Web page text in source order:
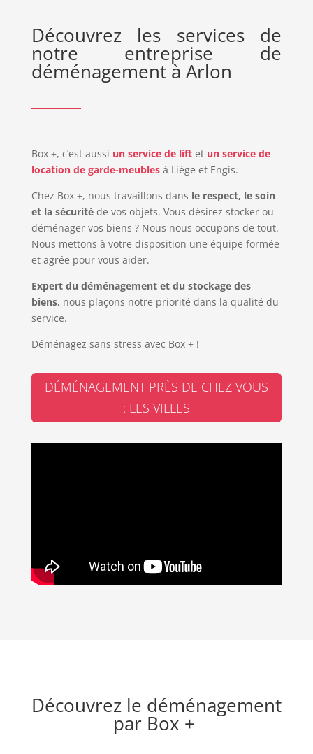
Découvrez les services de
notre entreprise de
déménagement à Arlon
Box +, c’est aussi un service de liftet un service de
location de garde-meublesà Liège et Engis.
Chez Box +, nous travaillons dans le respect, le soin
et la sécuritéde vos objets. Vous désirez stocker ou
déménager vos biens ? Nous nous occupons de tout.
Nous mettons à votre disposition une équipe formée
et agrée pour vous aider.
Expert du déménagement et du stockage des
biens, nous plaçons notre priorité dans la qualité du
service.
Déménagez sans stress avec Box + !
DÉMÉNAGEMENT PRÈS DE CHEZ VOUS
: LES VILLES
Découvrez le déménagement
par Box +